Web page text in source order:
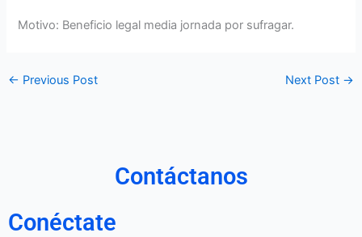
Motivo: Beneficio legal media jornada por sufragar.
← Previous Post Next Post →
Contáctanos
Conéctate